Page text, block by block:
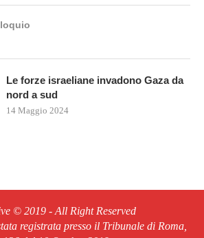
Le forze israeliane invadono Gaza da
nord a sud
14 Maggio 2024
© 2019 - All Right Reserved
registrata presso il Tribunale di Roma,